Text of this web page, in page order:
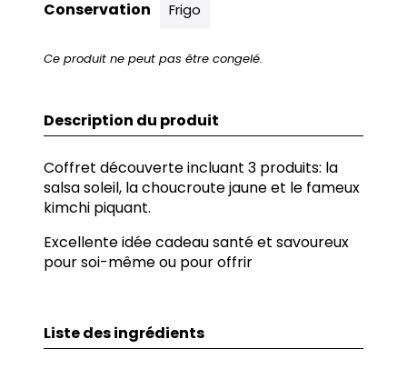
Conservation Frigo
Ce produit ne peut pas être congelé.
Description du produit
Coffret découverte incluant 3 produits: la
salsa soleil, la choucroute jaune et le fameux
kimchi piquant.
Excellente idée cadeau santé et savoureux
pour soi-même ou pour offrir
Liste des ingrédients